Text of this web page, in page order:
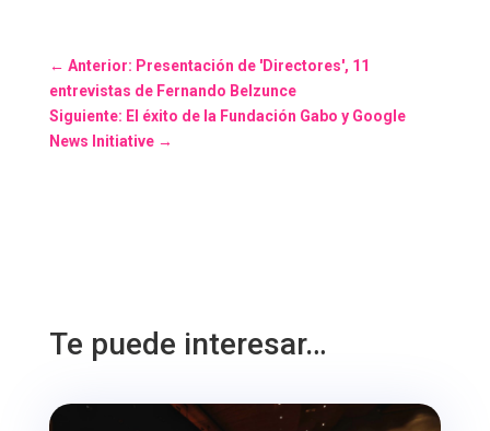
← Anterior: Presentación de 'Directores', 11
entrevistas de Fernando Belzunce
Siguiente: El éxito de la Fundación Gabo y Google
News Initiative→
Te puede interesar…